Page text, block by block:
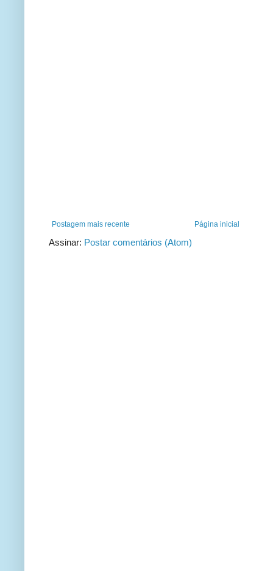
Postagem mais recente Página inicial
Assinar: Postar comentários (Atom)